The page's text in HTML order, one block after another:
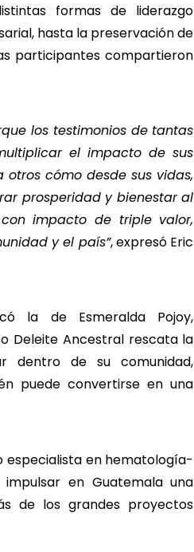
formas de liderazgo
hasta la preservación de
participantes compartieron
los testimonios de tantas
el impacto de sus
cómo desde sus vidas,
prosperidad y bienestar al
impacto de triple valor,
y el país”,expresó Eric
la de Esmeralda Pojoy,
Deleite Ancestral rescata la
dentro de su comunidad,
puede convertirse en una
especialista en hematología-
en Guatemala una
de los grandes proyectos